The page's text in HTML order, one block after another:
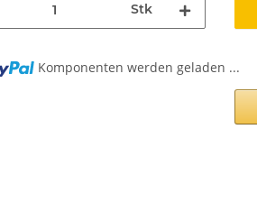
Stk
Komponenten werden geladen ...